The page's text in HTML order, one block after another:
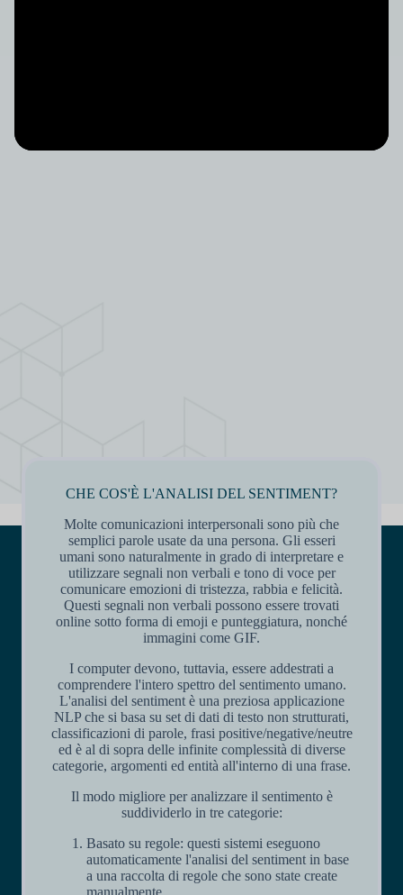
CHE COS'È L'ANALISI DEL SENTIMENT?
Molte comunicazioni interpersonali sono più che
semplici parole usate da una persona. Gli esseri
umani sono naturalmente in grado di interpretare e
utilizzare segnali non verbali e tono di voce per
comunicare emozioni di tristezza, rabbia e felicità.
Questi segnali non verbali possono essere trovati
online sotto forma di emoji e punteggiatura, nonché
immagini come GIF.
I computer devono, tuttavia, essere addestrati a
comprendere l'intero spettro del sentimento umano.
L'analisi del sentiment è una preziosa applicazione
NLP che si basa su set di dati di testo non strutturati,
classificazioni di parole, frasi positive/negative/neutre
ed è al di sopra delle infinite complessità di diverse
categorie, argomenti ed entità all'interno di una frase.
Il modo migliore per analizzare il sentimento è
suddividerlo in tre categorie:
Basato su regole: questi sistemi eseguono
automaticamente l'analisi del sentiment in base
a una raccolta di regole che sono state create
manualmente